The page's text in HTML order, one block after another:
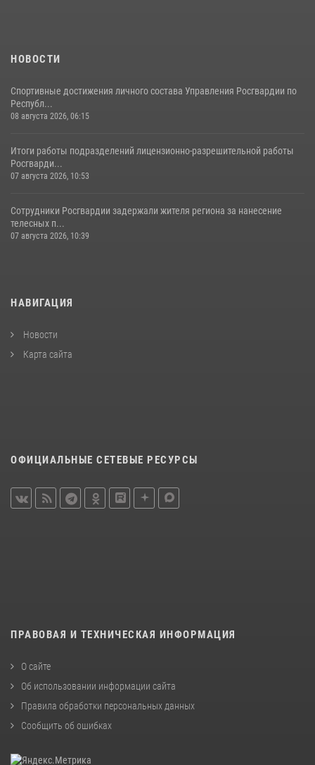
НОВОСТИ
Спортивные достижения личного состава Управления Росгвардии по
Республ...
08 августа 2026, 06:15
Итоги работы подразделений лицензионно-разрешительной работы
Росгварди...
07 августа 2026, 10:53
Сотрудники Росгвардии задержали жителя региона за нанесение
телесных п...
07 августа 2026, 10:39
НАВИГАЦИЯ
Новости
Карта сайта
ОФИЦИАЛЬНЫЕ СЕТЕВЫЕ РЕСУРСЫ
ПРАВОВАЯ И ТЕХНИЧЕСКАЯ ИНФОРМАЦИЯ
О сайте
Об использовании информации сайта
Правила обработки персональных данных
Сообщить об ошибках